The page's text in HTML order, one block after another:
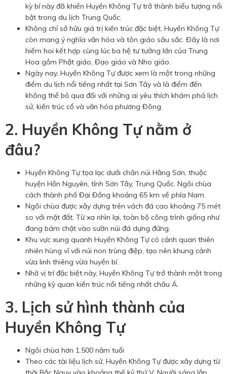
kỳ bí này đã khiến Huyền Không Tự trở thành biểu tượng nổi
bật trong du lịch Trung Quốc.
Không chỉ sở hữu giá trị kiến trúc đặc biệt, Huyền Không Tự
còn mang ý nghĩa văn hóa và tôn giáo sâu sắc. Đây là nơi
hiếm hoi kết hợp cùng lúc ba hệ tư tưởng lớn của Trung
Hoa gồm Phật giáo, Đạo giáo và Nho giáo.
Ngày nay, Huyền Không Tự được xem là một trong những
điểm du lịch nổi tiếng nhất tại Sơn Tây và là điểm đến
không thể bỏ qua đối với những ai yêu thích khám phá lịch
sử, kiến trúc cổ và văn hóa phương Đông.
2. Huyền Không Tự nằm ở
đâu?
Huyền Không Tự tọa lạc dưới chân núi Hằng Sơn, thuộc
huyện Hồn Nguyên, tỉnh Sơn Tây, Trung Quốc. Ngôi chùa
cách thành phố Đại Đồng khoảng 65 km về phía Nam.
Ngôi chùa được xây dựng trên vách đá cao khoảng 75 mét
so với mặt đất. Từ xa nhìn lại, toàn bộ công trình giống như
đang bám chặt vào sườn núi đá dựng đứng.
Khu vực xung quanh Huyền Không Tự có cảnh quan thiên
nhiên hùng vĩ với núi non trùng điệp, tạo nên khung cảnh
vừa linh thiêng vừa huyền bí.
Nhờ vị trí đặc biệt này, Huyền Không Tự trở thành một trong
những kỳ quan kiến trúc nổi tiếng nhất châu Á.
3. Lịch sử hình thành của
Huyền Không Tự
Ngôi chùa hơn 1.500 năm tuổi
Theo các tài liệu lịch sử, Huyền Không Tự được xây dựng từ